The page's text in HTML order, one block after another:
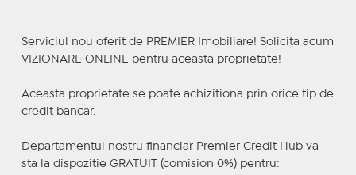
Serviciul nou oferit de PREMIER Imobiliare! Solicita acum
VIZIONARE ONLINE pentru aceasta proprietate!
Aceasta proprietate se poate achizitiona prin orice tip de
credit bancar.
Departamentul nostru financiar Premier Credit Hub va
sta la dispozitie GRATUIT (comision 0%) pentru: